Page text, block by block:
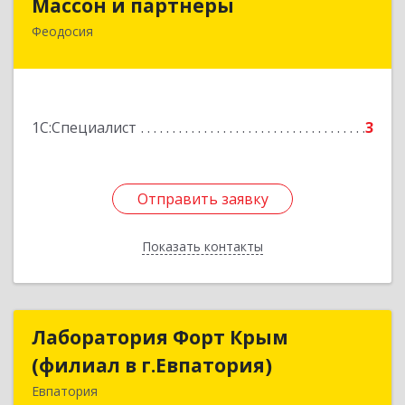
Феодосия
1С:Специалист 3
Отправить заявку
Показать контакты
298112, Крым Респ, Феодосия г, Крымская ул,
Отправить заявку
Назад
Лаборатория Форт Крым
(филиал в г.Евпатория)
Евпатория
Лаборатория Форт Крым
(филиал в г.Евпатория)